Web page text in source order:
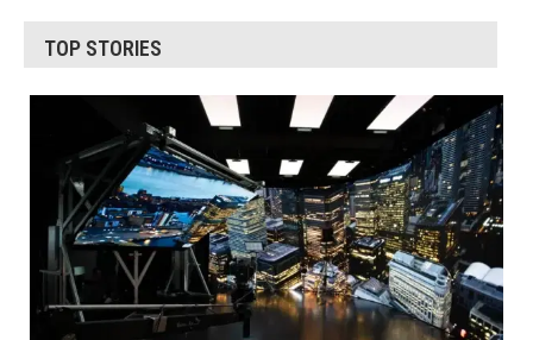
TOP STORIES